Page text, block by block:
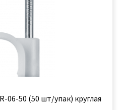
06-50 (50 шт/упак) круглая